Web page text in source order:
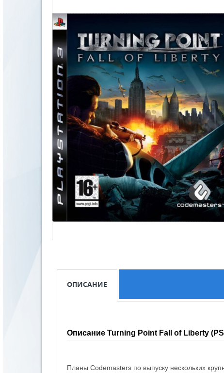
ОПИСАНИЕ
Описание Turning Point Fall of Liberty
Планы Codemasters по выпуску нескольких